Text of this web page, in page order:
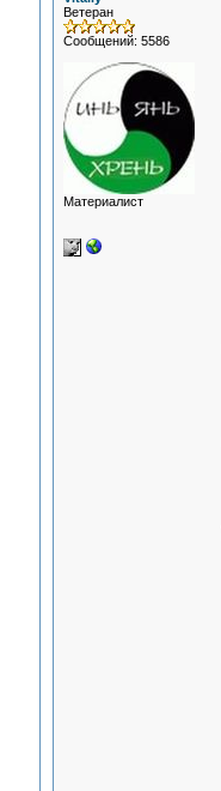
Ветеран
Сообщений: 5586
Материалист